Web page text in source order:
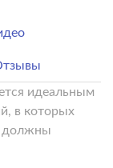
идеальным
в которых
должны